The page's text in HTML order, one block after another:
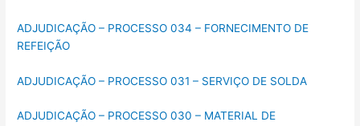
ADJUDICAÇÃO – PROCESSO 034 – FORNECIMENTO DE
REFEIÇÃO
ADJUDICAÇÃO – PROCESSO 031 – SERVIÇO DE SOLDA
ADJUDICAÇÃO – PROCESSO 030 – MATERIAL DE